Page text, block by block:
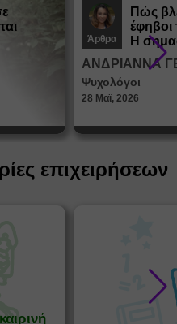
Άρθρα
Πώς
Η
στη
ΑΝΔΡΙΑΝΝΑ
Ψυχολόγοι
28 Μαϊ, 2026
επιχειρήσεων